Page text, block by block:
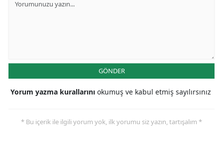
Hakkari
Isparta
GÖNDER
Yorum yazma kurallarını okumuş ve kabul etmiş sayılırsınız
* Bu içerik ile ilgili yorum yok, ilk yorumu siz yazın, tartışalım *